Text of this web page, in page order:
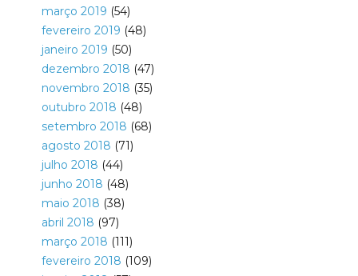
março 2019 (54)
fevereiro 2019 (48)
janeiro 2019 (50)
dezembro 2018 (47)
novembro 2018 (35)
outubro 2018 (48)
setembro 2018 (68)
agosto 2018 (71)
julho 2018 (44)
junho 2018 (48)
maio 2018 (38)
abril 2018 (97)
março 2018 (111)
fevereiro 2018 (109)